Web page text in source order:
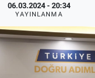
06.03.2024 - 20:34
YAYINLANMA
Politika
Bilecik